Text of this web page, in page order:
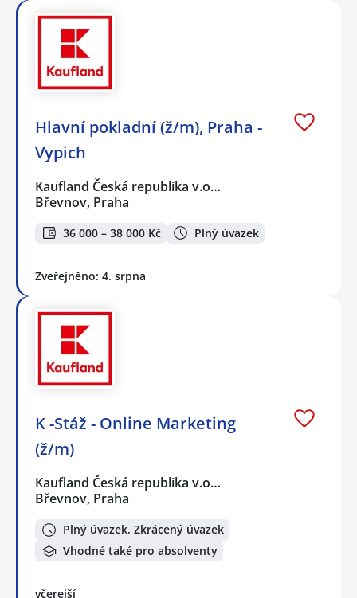
Hlavní pokladní (ž/m), Praha -
Vypich
Kaufland Česká republika v.o…
Břevnov, Praha
36 000 – 38 000 Kč Plný úvazek
Zveřejněno: 4. srpna
K -Stáž - Online Marketing
(ž/m)
Kaufland Česká republika v.o…
Břevnov, Praha
Plný úvazek, Zkrácený úvazek
Vhodné také pro absolventy
včerejší